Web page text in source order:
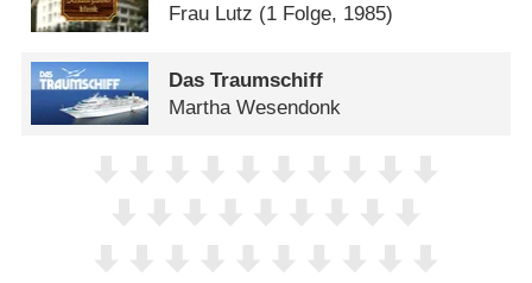
Frau Lutz (1 Folge, 1985)
Das Traumschiff
Martha Wesendonk